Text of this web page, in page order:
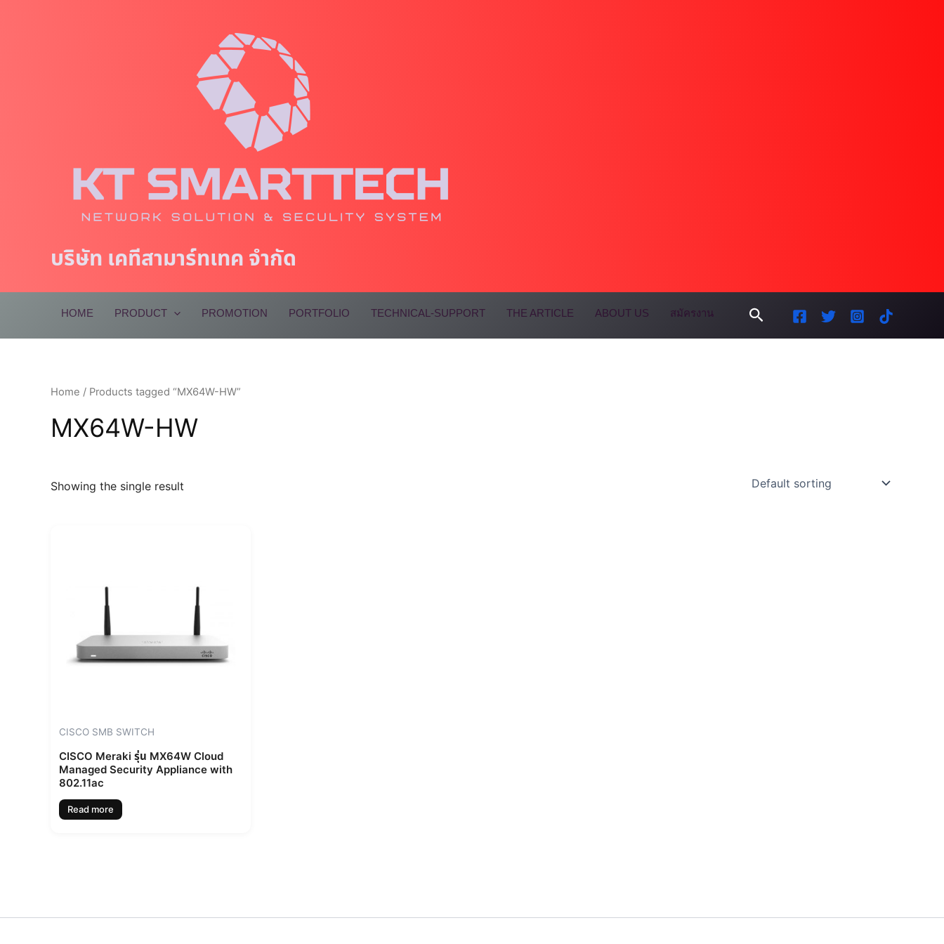
บริษัท เคทีสามาร์ทเทค จำกัด
HOME PRODUCT PROMOTION PORTFOLIO TECHNICAL-SUPPORT THE ARTICLE ABOUT US สมัครงาน Search
Home / Products tagged “MX64W-HW”
MX64W-HW
Showing the single result
CISCO SMB SWITCH
CISCO Meraki รุ่น MX64W Cloud
Managed Security Appliance with
802.11ac
Read more